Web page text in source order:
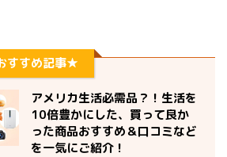
すすめ記事★
アメリカ生活必需品？！生活を
10倍豊かにした、買って良か
った商品おすすめ＆口コミなど
を一気にご紹介！